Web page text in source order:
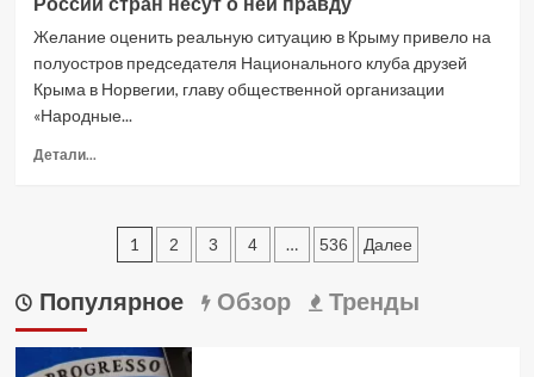
с
Россией
создавать
в
Казахстане
Желание оценить реальную ситуацию в Крыму привело на
полуостров председателя Национального клуба друзей
Крыма в Норвегии, главу общественной организации
«Народные...
Детали...
дипломаты
для
стран
Пагинация
записей
1 2 3 4 … 536 Далее
Популярное Обзор Тренды